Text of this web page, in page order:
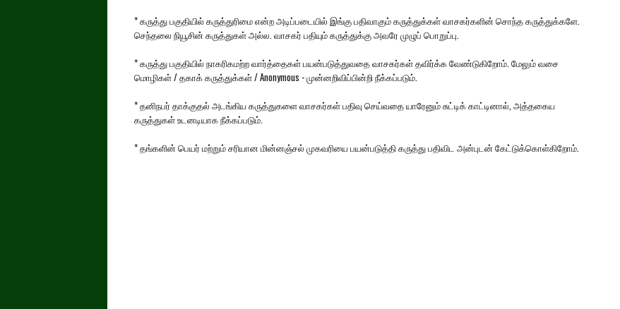
* கருத்து பகுதியில் கருத்துரிமை என்ற அடிப்படையில் இங்கு பதிவாகும் கருத்துக்கள் வாசகர்களின் சொந்த கருத்துக்களே.
செந்தலை நியூசின் கருத்துகள் அல்ல. வாசகர் பதியும் கருத்துக்கு அவரே முழுப் பொறுப்பு.
* கருத்து பகுதியில் நாகரிகமற்ற வார்த்தைகள் பயன்படுத்துவதை வாசகர்கள் தவிர்க்க வேண்டுகிறோம். மேலும் வசை
மொழிகள் / தகாக் கருத்துக்கள் / Anonymous - முன்னறிவிப்பின்றி நீக்கப்படும்.
* தனிநபர் தாக்குதல் அடங்கிய கருத்துகளை வாசகர்கள் பதிவு செய்வதை யாரேனும் சுட்டிக் காட்டினால், அத்தகைய
கருத்துகள் உடனடியாக நீக்கப்படும்.
* தங்களின் பெயர் மற்றும் சரியான மின்னஞ்சல் முகவரியை பயன்படுத்தி கருத்து பதிவிட அன்புடன் கேட்டுக்கொள்கிறோம்.